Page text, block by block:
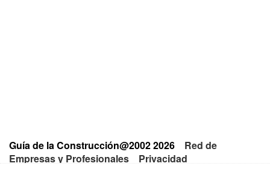
Guía de la Construcción@2002 2026 Red de
Empresas y Profesionales
Privacidad